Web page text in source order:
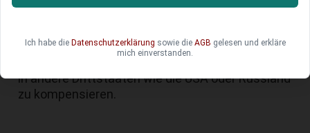
Wirtschaft ist durchaus in der Lage, die
in andere Drittstaaten wie die USA oder Russland
zu kompensieren.
Ich habe die Datenschutzerklärung sowie die AGB gelesen und erkläre
mich einverstanden.